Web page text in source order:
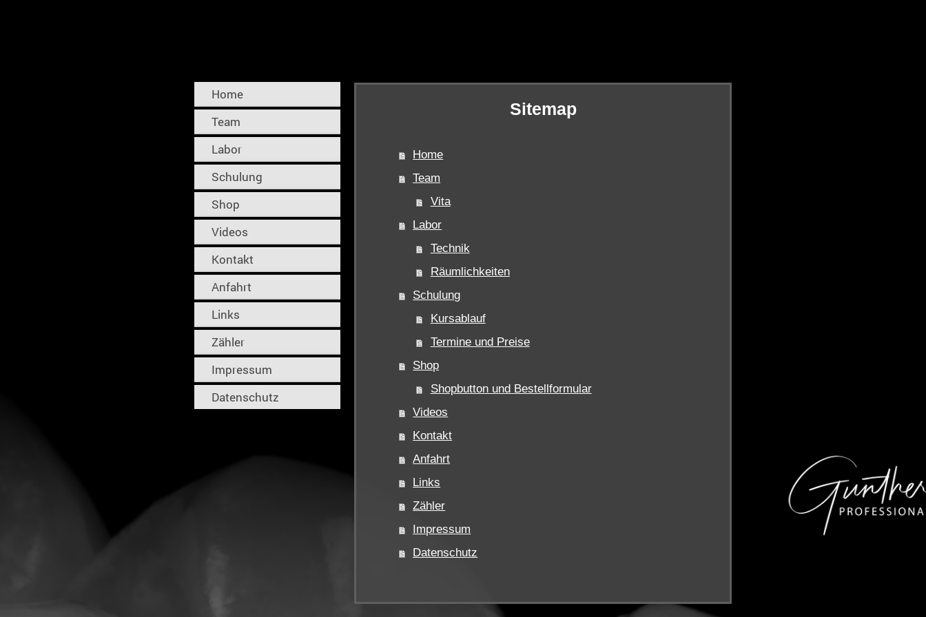
Home
Team
Labor
Schulung
Shop
Videos
Kontakt
Anfahrt
Links
Zähler
Impressum
Datenschutz
Sitemap
Home
Team
Vita
Labor
Technik
Räumlichkeiten
Schulung
Kursablauf
Termine und Preise
Shop
Shopbutton und Bestellformular
Videos
Kontakt
Anfahrt
Links
Zähler
Impressum
Datenschutz